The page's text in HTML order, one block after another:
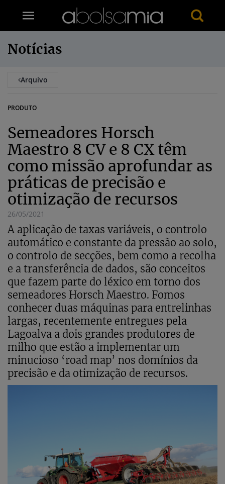
Notícias
Arquivo
PRODUTO
Semeadores Horsch
Maestro 8 CV e 8 CX têm
como missão aprofundar as
práticas de precisão e
otimização de recursos
26/05/2021
A aplicação de taxas variáveis, o controlo
automático e constante da pressão ao solo,
o controlo de secções, bem como a recolha
e a transferência de dados, são conceitos
que fazem parte do léxico em torno dos
semeadores Horsch Maestro. Fomos
conhecer duas máquinas para entrelinhas
largas, recentemente entregues pela
Lagoalva a dois grandes produtores de
milho que estão a implementar um
minucioso ‘road map’ nos domínios da
precisão e da otimização de recursos.